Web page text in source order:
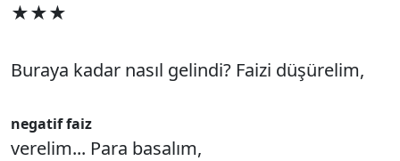
★★★
Buraya kadar nasıl gelindi? Faizi düşürelim,
negatif faiz
verelim... Para basalım,